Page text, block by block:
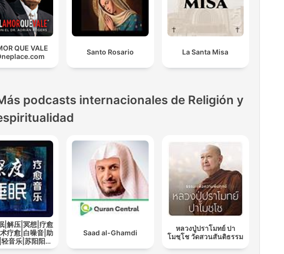
QUE VALE
Santo Rosario La Santa Misa
podcasts internacionales de Religión y
|解压|冥想|疗愈
疗愈|白噪音|助
音乐|苏阳阳频
道
Saad al-Ghamdi
หลวงปู่ปราโมทย์ ปา
โมชฺโช วัดสวนสันติธรรม